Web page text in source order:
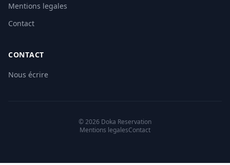
Mentions legales
Contact
CONTACT
Nous écrire
© 2026 Doka Reservation
Mentions legalesContact